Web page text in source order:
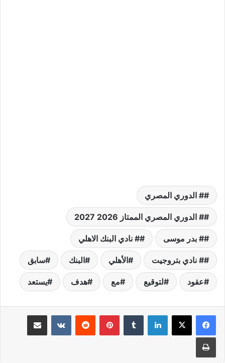
# الدوري المصري
# الدوري المصري الممتاز 2026 2027
# بدر موسى # نادي البنك الاهلي
# نادي بتروجيت الأهلي البنك سابق
عقود لتوقيع مع هدف يستعد
لينكدإن بينتيريست مشاركة عبر البريد
طباعة